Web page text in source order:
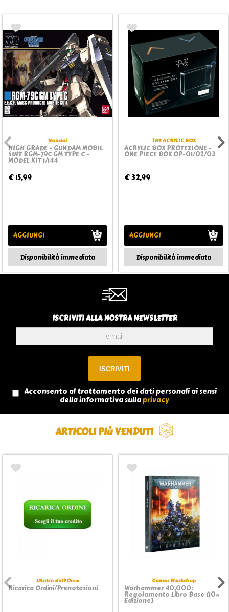
Bandai
HIGH GRADE - GUNDAM MOBIL
SUIT RGM-79C GM TYPE C -
MODEL KIT 1/144
€ 15,99
AGGIUNGI
Disponibilità immediata
THE ACRYLIC BOX
ACRYLIC BOX PROTEZIONE -
ONE PIECE BOX OP-01/02/03
€ 32,99
AGGIUNGI
Disponibilità immediata
ISCRIVITI ALLA NOSTRA NEWSLETTER
Acconsento al trattamento dei dati personali ai sensi
della informativa sullaprivacy
ARTICOLI PIù VENDUTI
L'Antro dell'Orco
Ricarica Ordini/Prenotazioni
Games Workshop
Warhammer 40,000:
Regolamento Libro Base (10^
Edizione)